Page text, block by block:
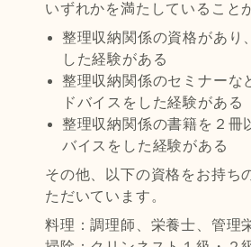
いずれかを満たしていること
整理収納関係の資格があり
した経験がある
整理収納関係のセミナーな
ドバイスをした経験がある
整理収納関係の書籍を２冊
バイスをした経験がある
その他、以下の資格をお持ち
ただいています。
料理：調理師、栄養士、管理